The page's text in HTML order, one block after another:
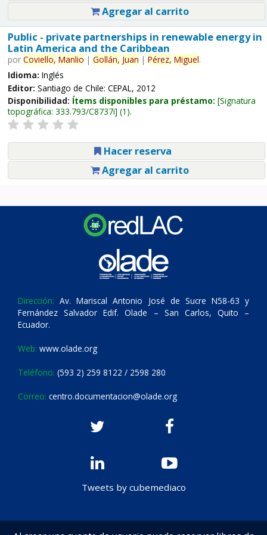
Agregar al carrito
Public - private partnerships in renewable energy in
Latin America and the Caribbean
por Coviello, Manlio | Gollán, Juan | Pérez, Miguel.
Idioma: Inglés
Editor: Santiago de Chile: CEPAL, 2012
Disponibilidad: Ítems disponibles para préstamo: Signatura
topográfica: 333.793/C8737i (1).
Hacer reserva
Agregar al carrito
Dirección: Av. Mariscal Antonio José de Sucre N58-63 y
Fernández Salvador Edif. Olade – San Carlos, Quito –
Ecuador.
Web: www.olade.org
Teléfono: (593 2) 259 8122 / 2598 280
Correo: centro.documentacion@olade.org
Tweets by cubemediaco